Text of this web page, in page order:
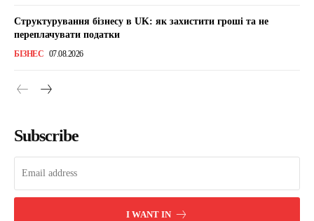
Структурування бізнесу в UK: як захистити гроші та не
переплачувати податки
БІЗНЕС 07.08.2026
Subscribe
I WANT IN